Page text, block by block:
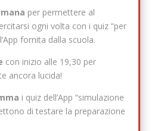
per permettere al
ogni volta con i quiz “per
fornita dalla scuola.
con inizio alle 19,30 per
ancora lucida!
i quiz dell’App “simulazione
di testare la preparazione